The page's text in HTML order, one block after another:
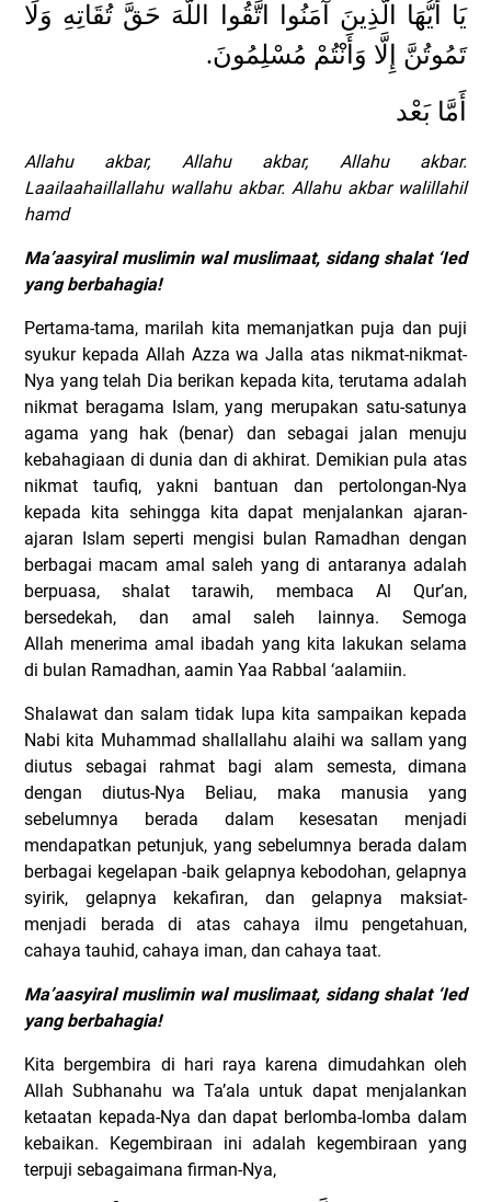
يَا أَيُّهَا الَّذِينَ آمَنُوا اتَّقُوا اللَّهَ حَقَّ تُقَاتِهِ وَلَا
تَمُوتُنَّ إِلَّا وَأَنْتُمْ مُسْلِمُونَ.
أَمَّا بَعْد
Allahu akbar, Allahu akbar, Allahu akbar.
Laailaahaillallahu wallahu akbar. Allahu akbar walillahil
hamd
Ma’aasyiral muslimin wal muslimaat, sidang shalat ‘Ied
yang berbahagia!
Pertama-tama, marilah kita memanjatkan puja dan puji
syukur kepada Allah Azza wa Jalla atas nikmat-nikmat-
Nya yang telah Dia berikan kepada kita, terutama adalah
nikmat beragama Islam, yang merupakan satu-satunya
agama yang hak (benar) dan sebagai jalan menuju
kebahagiaan di dunia dan di akhirat. Demikian pula atas
nikmat taufiq, yakni bantuan dan pertolongan-Nya
kepada kita sehingga kita dapat menjalankan ajaran-
ajaran Islam seperti mengisi bulan Ramadhan dengan
berbagai macam amal saleh yang di antaranya adalah
berpuasa, shalat tarawih, membaca Al Qur’an,
bersedekah, dan amal saleh lainnya. Semoga
Allah menerima amal ibadah yang kita lakukan selama
di bulan Ramadhan, aamin Yaa Rabbal ‘aalamiin.
Shalawat dan salam tidak lupa kita sampaikan kepada
Nabi kita Muhammad shallallahu alaihi wa sallam yang
diutus sebagai rahmat bagi alam semesta, dimana
dengan diutus-Nya Beliau, maka manusia yang
sebelumnya berada dalam kesesatan menjadi
mendapatkan petunjuk, yang sebelumnya berada dalam
berbagai kegelapan -baik gelapnya kebodohan, gelapnya
syirik, gelapnya kekafiran, dan gelapnya maksiat-
menjadi berada di atas cahaya ilmu pengetahuan,
cahaya tauhid, cahaya iman, dan cahaya taat.
Ma’aasyiral muslimin wal muslimaat, sidang shalat ‘Ied
yang berbahagia!
Kita bergembira di hari raya karena dimudahkan oleh
Allah Subhanahu wa Ta’ala untuk dapat menjalankan
ketaatan kepada-Nya dan dapat berlomba-lomba dalam
kebaikan. Kegembiraan ini adalah kegembiraan yang
terpuji sebagaimana firman-Nya,